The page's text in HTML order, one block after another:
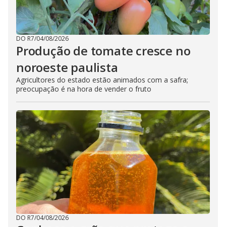
DO R7/04/08/2026
Produção de tomate cresce no
noroeste paulista
Agricultores do estado estão animados com a safra;
preocupação é na hora de vender o fruto
DO R7/04/08/2026